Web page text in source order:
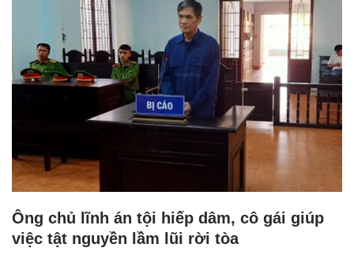
Ông chủ lĩnh án tội hiếp dâm, cô gái giúp
việc tật nguyền lầm lũi rời tòa